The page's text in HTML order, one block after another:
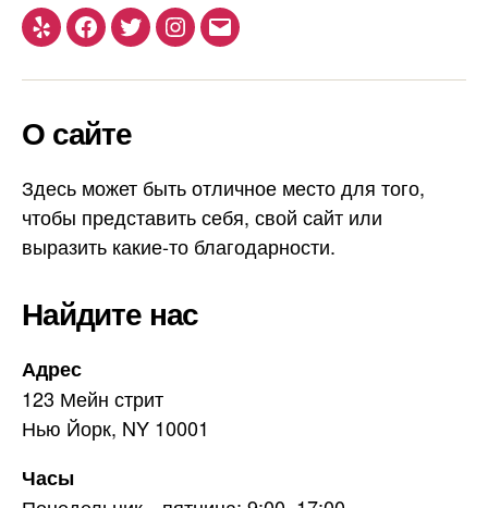
Yelp Facebook
TwitterInstagram
Email
О сайте
Здесь может быть отличное место для того,
чтобы представить себя, свой сайт или
выразить какие-то благодарности.
Найдите нас
Адрес
123 Мейн стрит
Нью Йорк, NY 10001
Часы